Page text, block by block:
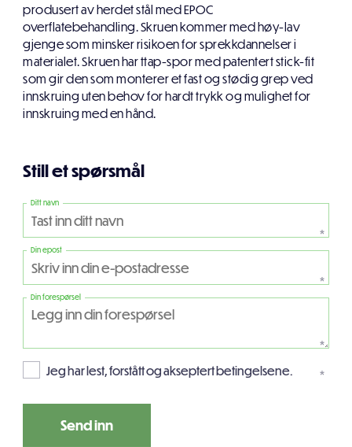
produsert av herdet stål med EPOC
overflatebehandling. Skruen kommer med høy-lav
gjenge som minsker risikoen for sprekkdannelser i
materialet. Skruen har ttap-spor med patentert stick-fit
som gir den som monterer et fast og stødig grep ved
innskruing uten behov for hardt trykk og mulighet for
innskruing med en hånd.
Still et spørsmål
Ditt navn
*
Din epost
*
Din forespørsel
*
Jeg har lest, forstått og akseptert betingelsene. *